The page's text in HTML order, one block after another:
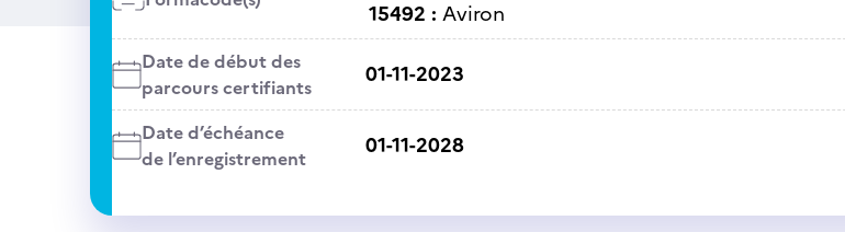
15492 : Aviron
Date de début des
parcours certifiants
01-11-2023
Date d’échéance
de l’enregistrement
01-11-2028